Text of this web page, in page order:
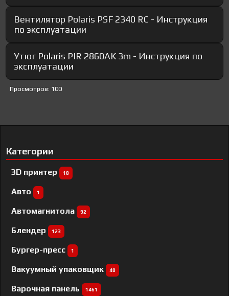
Вентилятор Polaris PSF 2340 RC - Инструкция
по эксплуатации
Утюг Polaris PIR 2860AK 3m - Инструкция по
эксплуатации
Просмотров: 100
Категории
3D принтер 18
Авто 1
Автомагнитола 92
Блендер 123
Бургер-пресс 1
Вакуумный упаковщик 40
Варочная панель 1461